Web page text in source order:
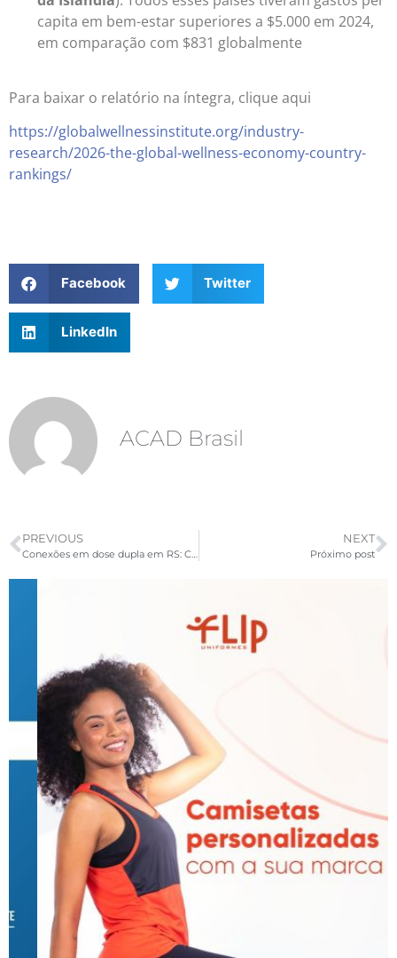
capita em bem-estar superiores a $5.000 em 2024,
em comparação com $831 globalmente
Para baixar o relatório na íntegra, clique aqui
https://globalwellnessinstitute.org/industry-
research/2026-the-global-wellness-economy-country-
rankings/
Facebook Twitter
LinkedIn
ACAD Brasil
PREVIOUS
Conexões em dose dupla em RS: Caxias do Sul e Porto Alegre já têm inscrições abertas
NEXT
Próximo post